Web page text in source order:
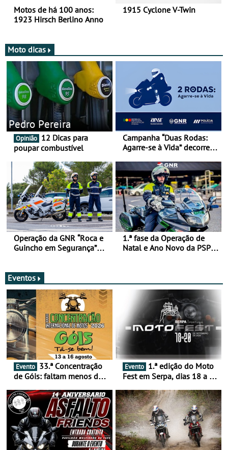
Motos de há 100 anos:
1923 Hirsch Berlino Anno
1915 Cyclone V-Twin
Moto dicas
Pedro Pereira
Opinião
poupar combustível
Campanha “Duas Rodas:
Agarre-se à Vida” decorre
Operação da GNR “Roca e
Guincho em Segurança”
1.ª fase da Operação de
Natal e Ano Novo da PSP e
Eventos
Evento
de Góis: faltam menos de
16 de agosto
Evento
Fest em Serpa, dias 18 a 20
duas rodas invade o Baixo
Alentejo